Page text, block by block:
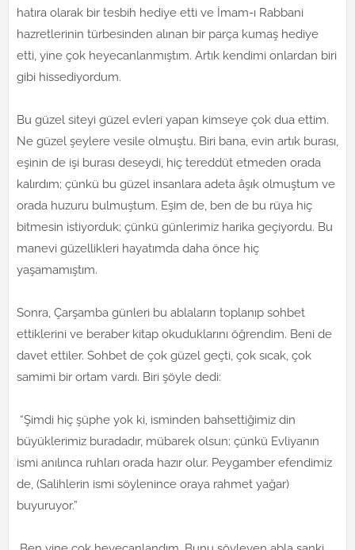
hatıra olarak bir tesbih hediye etti ve İmam-ı Rabbani
hazretlerinin türbesinden alınan bir parça kumaş hediye
etti, yine çok heyecanlanmıştım. Artık kendimi onlardan biri
gibi hissediyordum.
Bu güzel siteyi güzel evleri yapan kimseye çok dua ettim.
Ne güzel şeylere vesile olmuştu. Biri bana, evin artık burası,
eşinin de işi burası deseydi, hiç tereddüt etmeden orada
kalırdım; çünkü bu güzel insanlara adeta âşık olmuştum ve
orada huzuru bulmuştum. Eşim de, ben de bu rüya hiç
bitmesin istiyorduk; çünkü günlerimiz harika geçiyordu. Bu
manevi güzellikleri hayatımda daha önce hiç
yaşamamıştım.
Sonra, Çarşamba günleri bu ablaların toplanıp sohbet
ettiklerini ve beraber kitap okuduklarını öğrendim. Beni de
davet ettiler. Sohbet de çok güzel geçti, çok sıcak, çok
samimi bir ortam vardı. Biri şöyle dedi:
“Şimdi hiç şüphe yok ki, isminden bahsettiğimiz din
büyüklerimiz buradadır, mübarek olsun; çünkü Evliyanın
ismi anılınca ruhları orada hazır olur. Peygamber efendimiz
de, (Salihlerin ismi söylenince oraya rahmet yağar)
buyuruyor.”